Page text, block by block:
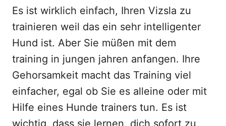
Es ist wirklich einfach, Ihren Vizsla zu
trainieren weil das ein sehr intelligenter
Hund ist. Aber Sie müßen mit dem
training in jungen jahren anfangen. Ihre
Gehorsamkeit macht das Training viel
einfacher, egal ob Sie es alleine oder mit
Hilfe eines Hunde trainers tun. Es ist
wichtig, dass sie lernen, dich sofort zu